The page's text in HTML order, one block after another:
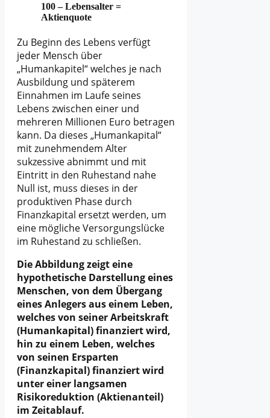
100 – Lebensalter =
Aktienquote
Zu Beginn des Lebens verfügt
jeder Mensch über
„Humankapitel“ welches je nach
Ausbildung und späterem
Einnahmen im Laufe seines
Lebens zwischen einer und
mehreren Millionen Euro betragen
kann. Da dieses „Humankapital“
mit zunehmendem Alter
sukzessive abnimmt und mit
Eintritt in den Ruhestand nahe
Null ist, muss dieses in der
produktiven Phase durch
Finanzkapital ersetzt werden, um
eine mögliche Versorgungslücke
im Ruhestand zu schließen.
Die Abbildung zeigt eine
hypothetische Darstellung eines
Menschen, von dem Übergang
eines Anlegers aus einem Leben,
welches von seiner Arbeitskraft
(Humankapital) finanziert wird,
hin zu einem Leben, welches
von seinen Ersparten
(Finanzkapital) finanziert wird
unter einer langsamen
Risikoreduktion (Aktienanteil)
im Zeitablauf.